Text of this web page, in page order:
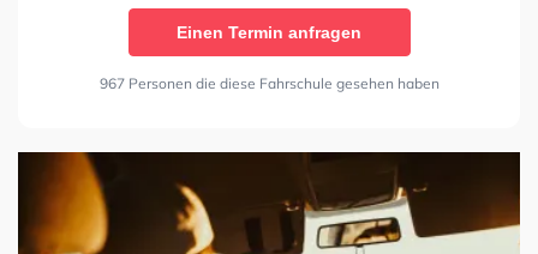
Einen Termin anfragen
967 Personen die diese Fahrschule gesehen haben